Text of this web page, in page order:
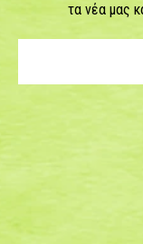
τα νέα μας